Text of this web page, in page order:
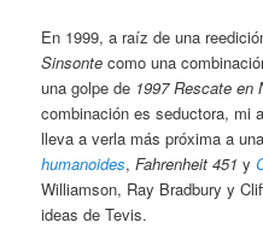
En 1999, a raíz de una
Sinsonte como una
una golpe de 1997 Rescate en
combinación es seductora, mi
lleva a verla más próxima a
humanoides,Fahrenheit 451 y
Williamson, Ray Bradbury y
ideas de Tevis.